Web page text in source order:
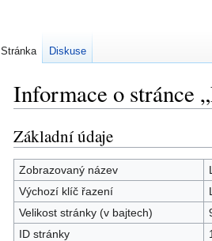
Informace o stránce
Skočit
na
navigaci
Skočit
na
vyhledávání
Základní údaje
Zobrazovaný název
Výchozí klíč řazení
Velikost stránky (v bajtech)
ID stránky
Stránka Diskuse